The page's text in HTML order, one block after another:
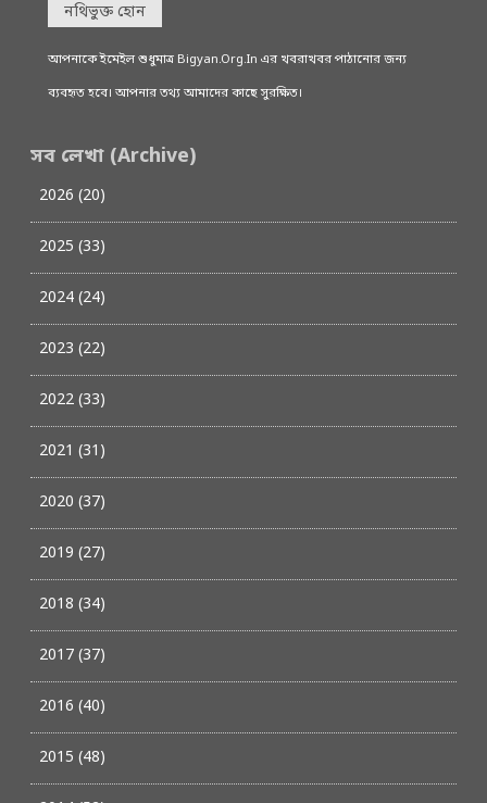
নথিভুক্ত হোন
আপনাকে ইমেইল শুধুমাত্র Bigyan.Org.In এর খবরাখবর পাঠানোর জন্য
ব্যবহৃত হবে। আপনার তথ্য আমাদের কাছে সুরক্ষিত।
সব লেখা (Archive)
2026 (20)
2025 (33)
2024 (24)
2023 (22)
2022 (33)
2021 (31)
2020 (37)
2019 (27)
2018 (34)
2017 (37)
2016 (40)
2015 (48)